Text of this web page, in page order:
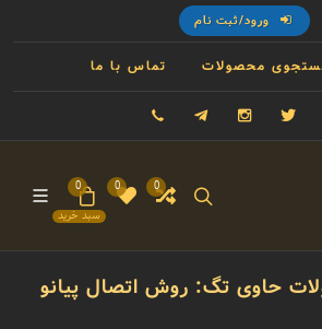
ورود/ثبت نام
محصولات تماس با ما
فیسبوک توییتر اینستاگرام تلگرام
0
0
سبد خرید
0
حاوی تگ: روش اتصال پیانو